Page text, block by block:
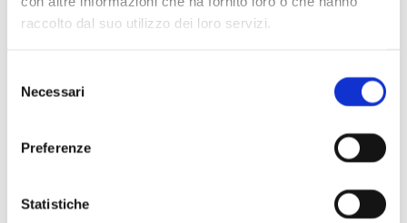
raccolto dal suo utilizzo dei loro servizi.
delNecessari
Preferenze
Statistiche
Luciano Belli Paci
Edoardo Belli Paci
Geppi Cucciari
Fabio Fazio